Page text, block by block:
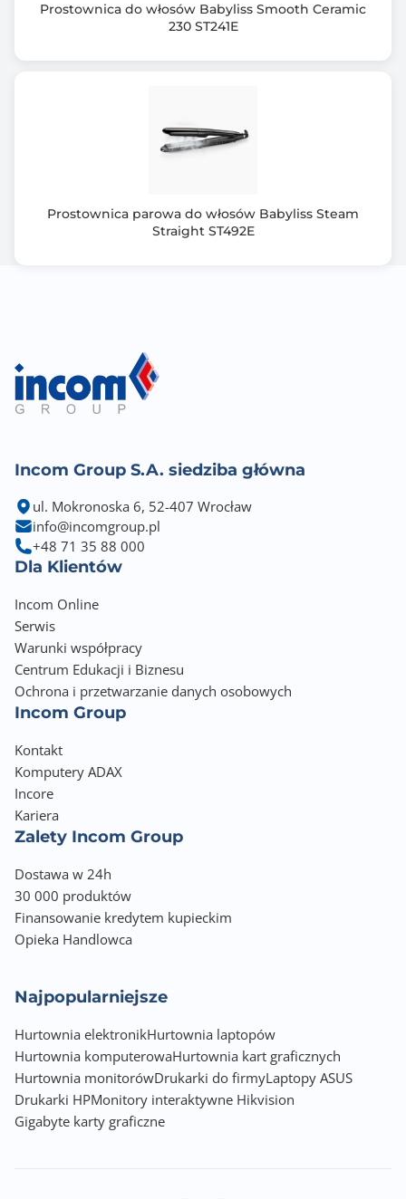
Prostownica do włosów Babyliss Smooth Ceramic
230 ST241E
Prostownica parowa do włosów Babyliss Steam
Straight ST492E
Incom Group S.A. siedziba główna
ul. Mokronoska 6, 52-407 Wrocław
info@incomgroup.pl
+48 71 35 88 000
Dla Klientów
Incom Online
Serwis
Warunki współpracy
Centrum Edukacji i Biznesu
Ochrona i przetwarzanie danych osobowych
Incom Group
Kontakt
Komputery ADAX
Incore
Kariera
Zalety Incom Group
Dostawa w 24h
30 000 produktów
Finansowanie kredytem kupieckim
Opieka Handlowca
Najpopularniejsze
Hurtownia elektronikHurtownia laptopów
Hurtownia komputerowaHurtownia kart graficznych
Hurtownia monitorówDrukarki do firmyLaptopy ASUS
Drukarki HPMonitory interaktywne Hikvision
Gigabyte karty graficzne